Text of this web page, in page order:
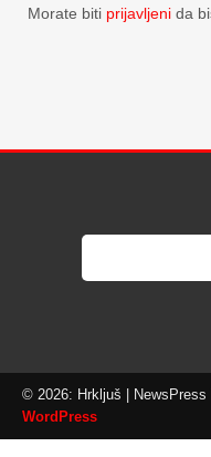
Morate biti prijavljeni da
© 2026: Hrkljuš |
WordPress